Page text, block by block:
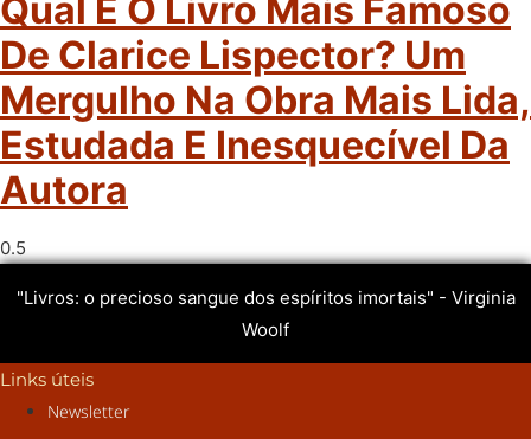
Qual É O Livro Mais Famoso
De Clarice Lispector? Um
Mergulho Na Obra Mais Lida,
Estudada E Inesquecível Da
Autora
"Livros: o precioso sangue dos espíritos imortais" - Virginia
Woolf
Links úteis
Newsletter